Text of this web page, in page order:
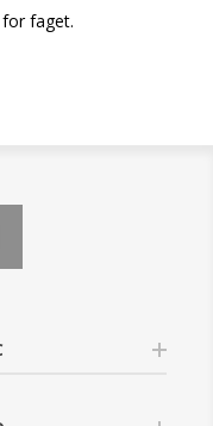
faget.